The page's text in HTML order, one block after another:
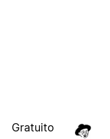
Gratuito